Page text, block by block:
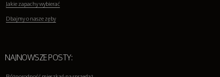
Jakie zapachy wybierać
Dbajmy o nasze zęby
NAJNOWSZE POSTY: